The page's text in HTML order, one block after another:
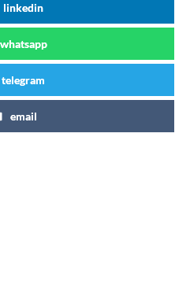
linkedin
whatsapp
telegram
email